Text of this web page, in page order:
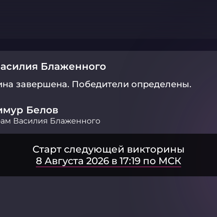
Блаженного
завершена. Победители определены.
Белов
Василия Блаженного
Старт следующей викторины
8 Августа 2026 в 17:19 по МСК